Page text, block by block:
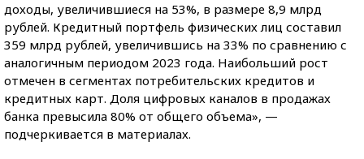
доходы, увеличившиеся на 53%, в размере 8,9 млрд
рублей. Кредитный портфель физических лиц составил
359 млрд рублей, увеличившись на 33% по сравнению с
аналогичным периодом 2023 года. Наибольший рост
отмечен в сегментах потребительских кредитов и
кредитных карт. Доля цифровых каналов в продажах
банка превысила 80% от общего объема», —
подчеркивается в материалах.